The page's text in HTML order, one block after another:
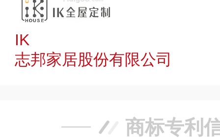
IK
志邦家居股份有限公司
商标专利